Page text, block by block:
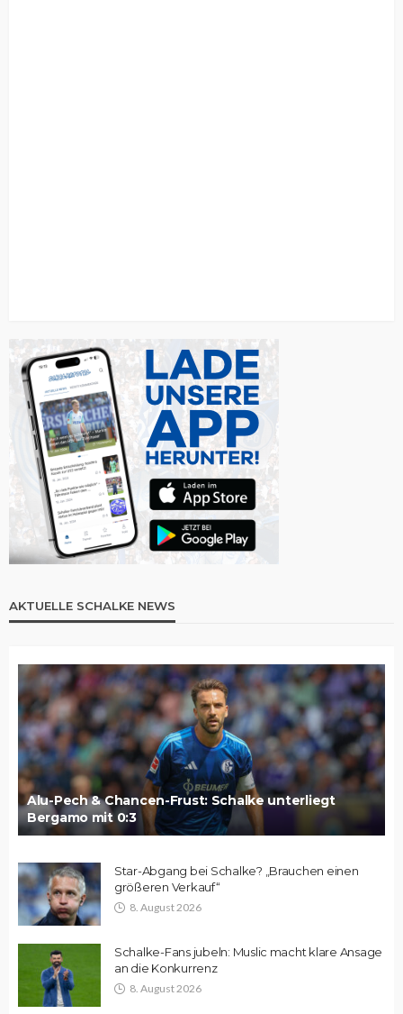
AKTUELLE SCHALKE NEWS
Alu-Pech & Chancen-Frust: Schalke unterliegt
Bergamo mit 0:3
Star-Abgang bei Schalke? „Brauchen einen
größeren Verkauf“
8. August 2026
Schalke-Fans jubeln: Muslic macht klare Ansage
an die Konkurrenz
8. August 2026